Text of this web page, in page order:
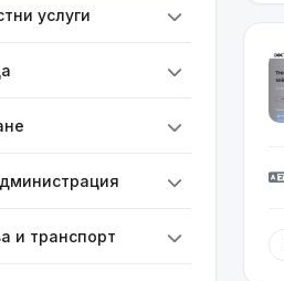
услуги
и транспорт